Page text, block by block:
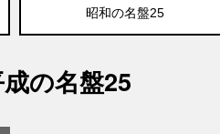
昭和の名盤25
の名盤25